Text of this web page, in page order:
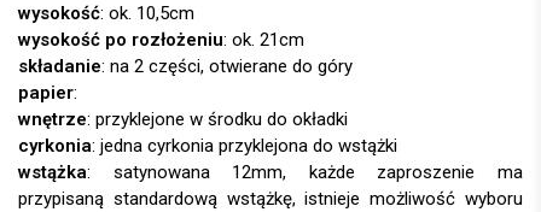
wysokość: ok. 10,5cm
wysokość po rozłożeniu: ok. 21cm
składanie: na 2 części, otwierane do góry
papier:
wnętrze: przyklejone w środku do okładki
cyrkonia: jedna cyrkonia przyklejona do wstążki
wstążka: satynowana 12mm, każde zaproszenie ma
przypisaną standardową wstążkę, istnieje możliwość wyboru